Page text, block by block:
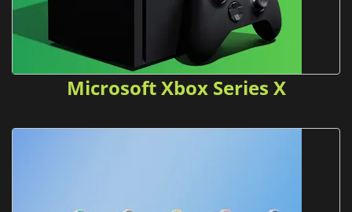
Microsoft Xbox Series X